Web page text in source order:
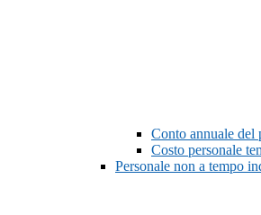
Conto annuale del
Costo personale
Personale non a tempo